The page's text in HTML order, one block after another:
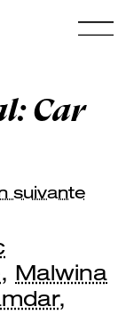
Car
suivante
, Malwina
,